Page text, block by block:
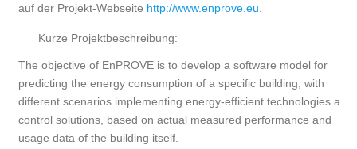
auf der Projekt-Webseite http://www.enprove.eu
Kurze Projektbeschreibung:
The objective of EnPROVE is to develop a software model for
predicting the energy consumption of a specific building, with
different scenarios implementing energy-efficient technologies and
control solutions, based on actual measured performance and
usage data of the building itself.